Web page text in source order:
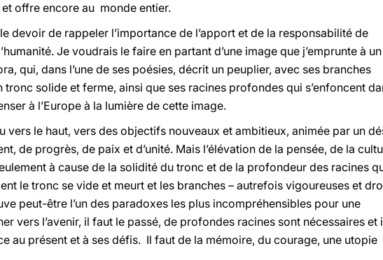
offre encore au monde entier.
devoir de rappeler l’importance de l’apport et de la responsabilité de
Je voudrais le faire en partant d’une image que j’emprunte à un
qui, dans l’une de ses poésies, décrit un peuplier, avec ses branches
tronc solide et ferme, ainsi que ses racines profondes qui s’enfoncent
à l’Europe à la lumière de cette image.
vers le haut, vers des objectifs nouveaux et ambitieux, animée par un
de progrès, de paix et d’unité. Mais l’élévation de la pensée, de la
à cause de la solidité du tronc et de la profondeur des racines
le tronc se vide et meurt et les branches – autrefois vigoureuses et
peut-être l’un des paradoxes les plus incompréhensibles pour une
vers l’avenir, il faut le passé, de profondes racines sont nécessaires et
au présent et à ses défis. Il faut de la mémoire, du courage, une utopie